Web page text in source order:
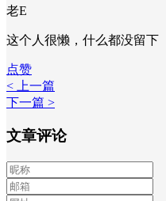
老E
这个人很懒，什么都没留下
点赞
< 上一篇
下一篇 >
文章评论